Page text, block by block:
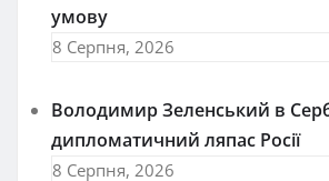
умову
8 Серпня, 2026
Володимир Зеленський в
дипломатичний ляпас Росії
8 Серпня, 2026